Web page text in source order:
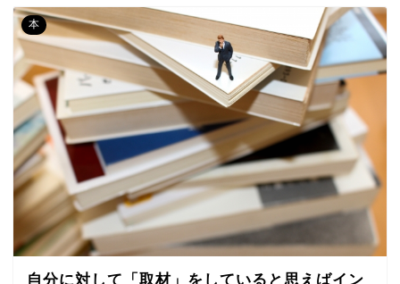
本
自分に対して「取材」をしていると思えばイン